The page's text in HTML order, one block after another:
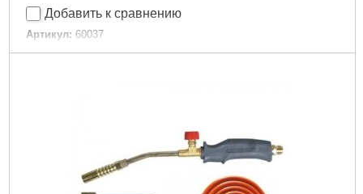
Добавить к сравнению
Артикул: 60037
Код товара: 16.62.45
Подробнее...